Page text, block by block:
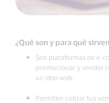
¿Qué son y para qué
Son plataformas de e-
promocionar y vender
un sitio web.
Permiten cobrar tus